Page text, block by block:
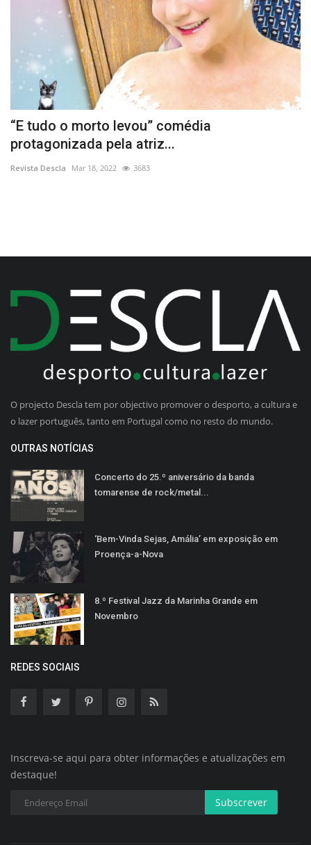
“E tudo o morto levou” comédia
protagonizada pela atriz...
Revista Descla Mar 18, 2022 3683
O projecto Descla tem por objectivo promover o desporto, a cultura e
o lazer português, tanto em Portugal como no resto do mundo.
OUTRAS NOTÍCIAS
Concerto do 25.º aniversário da banda
tomarense de rock/metal...
‘Bem-Vinda Sejas, Amália’ em exposição em
Proença-a-Nova
8.º Festival Jazz da Marinha Grande em
Novembro
REDES SOCIAIS
Inscreva-se aqui para obter informações e atualizações em
destaque!
Subscrever